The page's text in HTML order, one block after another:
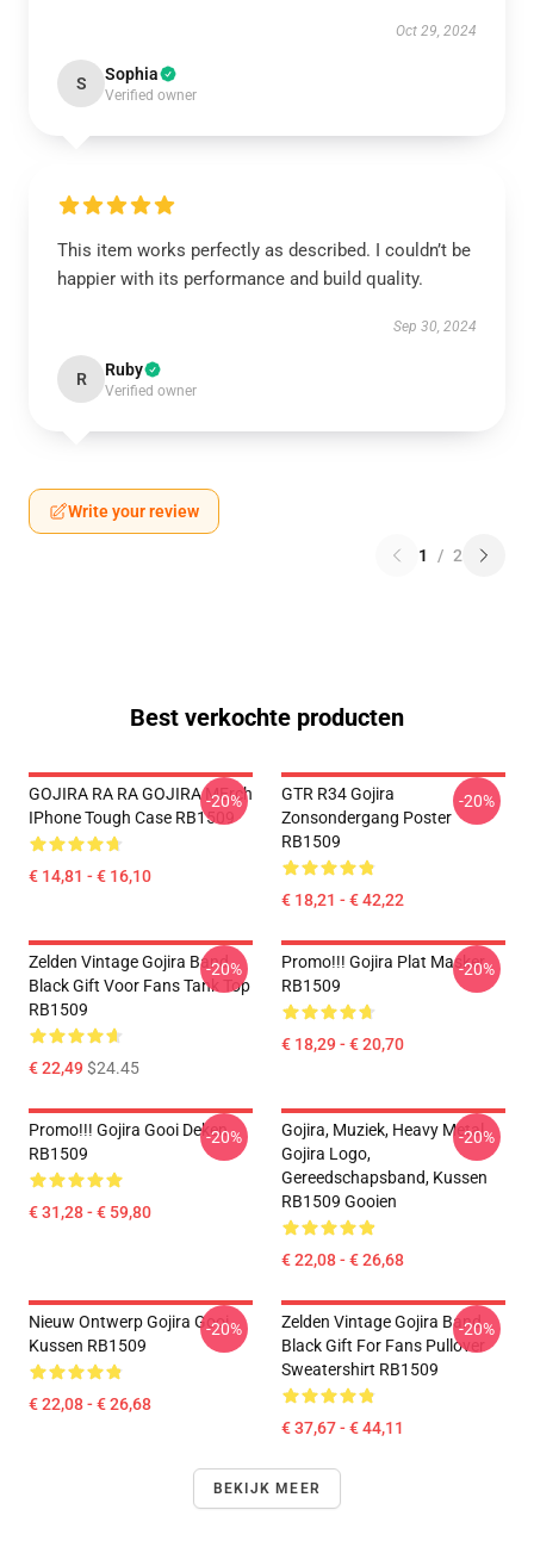
Oct 29, 2024
S Sophia
Verified owner
This item works perfectly as described. I couldn’t be
happier with its performance and build quality.
Sep 30, 2024
R Ruby
Verified owner
Write your review
1 / 2
Best verkochte producten
GOJIRA RA RA GOJIRA MErch
IPhone Tough Case RB1509
€ 14,81 - € 16,10
-20%
GTR R34 Gojira
Zonsondergang Poster
RB1509
€ 18,21 - € 42,22
-20%
Zelden Vintage Gojira Band
Black Gift Voor Fans Tank Top
RB1509
€ 22,49$24.45
-20%
Promo!!! Gojira Plat Masker
RB1509
€ 18,29 - € 20,70
-20%
Promo!!! Gojira Gooi Deken
RB1509
€ 31,28 - € 59,80
-20%
Gojira, Muziek, Heavy Metal,
Gojira Logo,
Gereedschapsband, Kussen
RB1509 Gooien
€ 22,08 - € 26,68
-20%
Nieuw Ontwerp Gojira Gooi
Kussen RB1509
€ 22,08 - € 26,68
-20%
Zelden Vintage Gojira Band
Black Gift For Fans Pullover
Sweatershirt RB1509
€ 37,67 - € 44,11
-20%
BEKIJK MEER